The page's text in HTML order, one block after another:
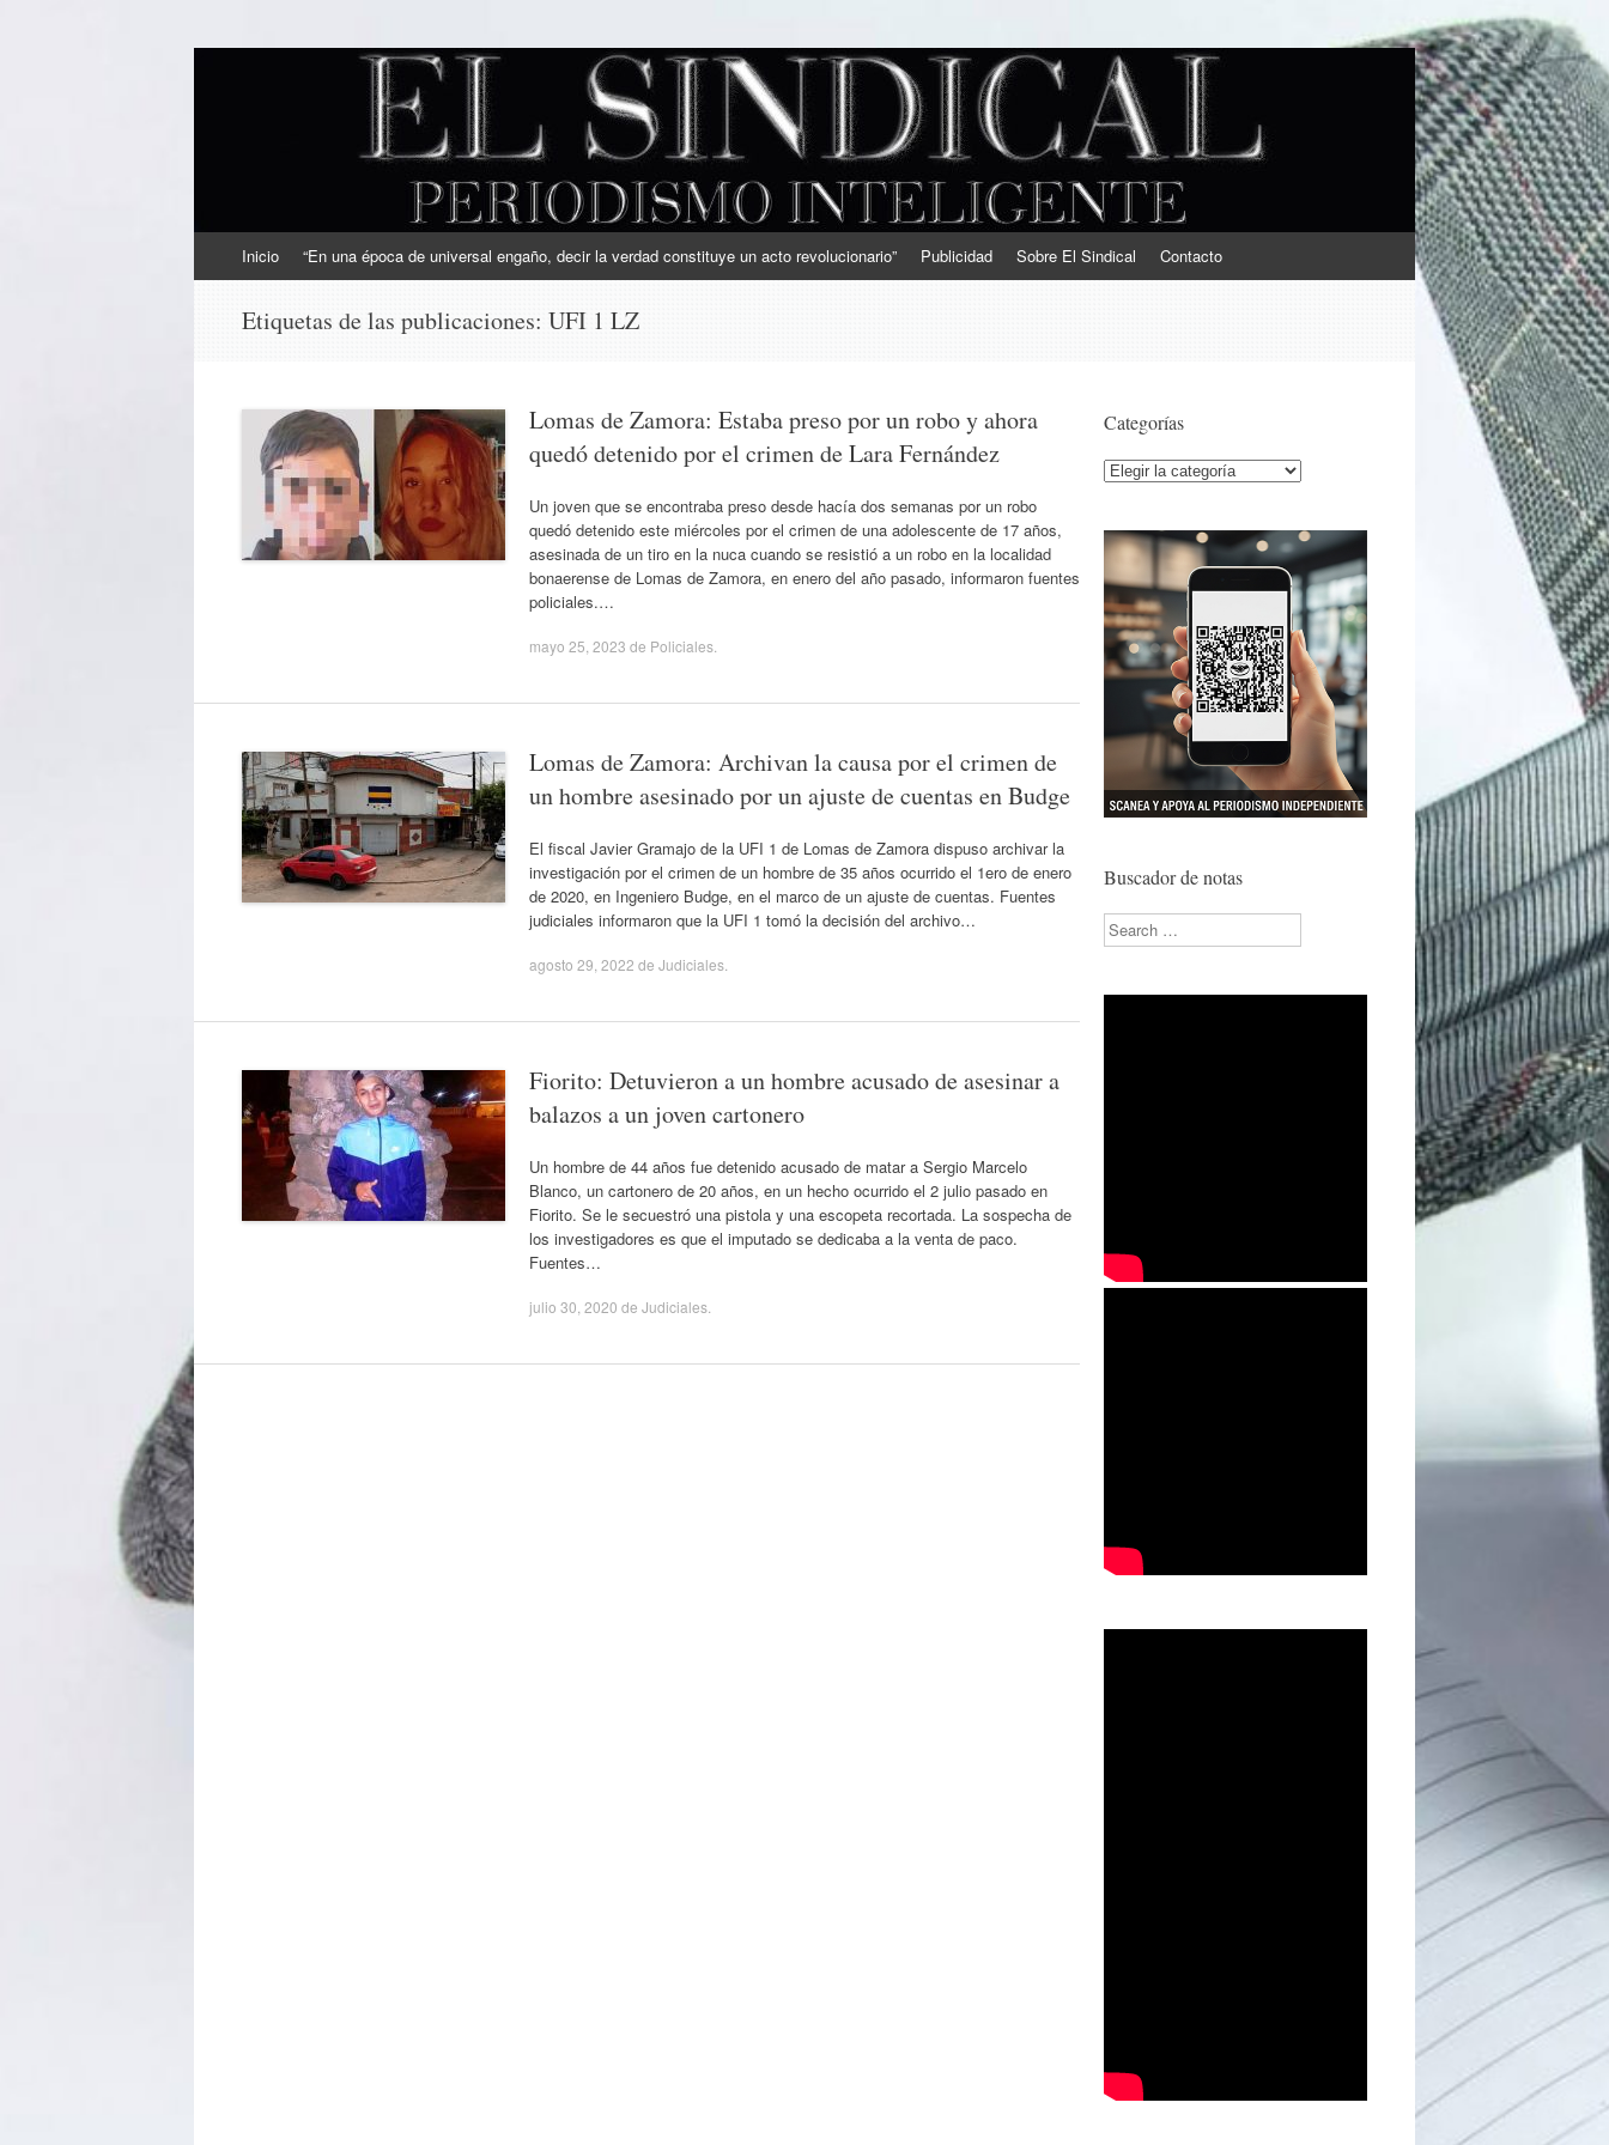
EL SINDICAL
Periodismo Inteligente
al
Inicio “En una época de universal engaño, decir la verdad constituye un acto revolucionario” Publicidad Sobre El Sindical Contacto
Etiquetas de las publicaciones: UFI 1 LZ
Lomas de Zamora: Estaba preso por un robo y ahora
quedó detenido por el crimen de Lara Fernández
Un joven que se encontraba preso desde hacía dos semanas por un robo
quedó detenido este miércoles por el crimen de una adolescente de 17 años,
asesinada de un tiro en la nuca cuando se resistió a un robo en la localidad
bonaerense de Lomas de Zamora, en enero del año pasado, informaron fuentes
policiales.…
mayo 25, 2023 de Policiales
Lomas de Zamora: Archivan la causa por el crimen de
un hombre asesinado por un ajuste de cuentas en Budge
El fiscal Javier Gramajo de la UFI 1 de Lomas de Zamora dispuso archivar la
investigación por el crimen de un hombre de 35 años ocurrido el 1ero de enero
de 2020, en Ingeniero Budge, en el marco de un ajuste de cuentas. Fuentes
judiciales informaron que la UFI 1 tomó la decisión del archivo…
agosto 29, 2022 de Judiciales
Fiorito: Detuvieron a un hombre acusado de asesinar a
balazos a un joven cartonero
Un hombre de 44 años fue detenido acusado de matar a Sergio Marcelo
Blanco, un cartonero de 20 años, en un hecho ocurrido el 2 julio pasado en
Fiorito. Se le secuestró una pistola y una escopeta recortada. La sospecha de
los investigadores es que el imputado se dedicaba a la venta de paco.
Fuentes…
julio 30, 2020 de Judiciales
Categorías
Categorías
Buscador de notas
Search